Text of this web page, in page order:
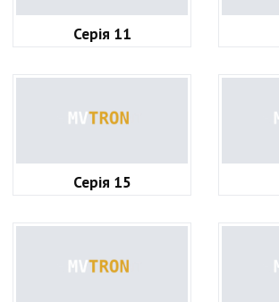
Серія 11
Серія 15